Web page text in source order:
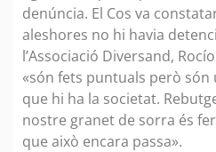
denúncia. El Cos va
aleshores no hi havia
l’Associació Diversand,
«són fets puntuals però són
que hi ha la societat.
nostre granet de sorra és
que això encara passa».